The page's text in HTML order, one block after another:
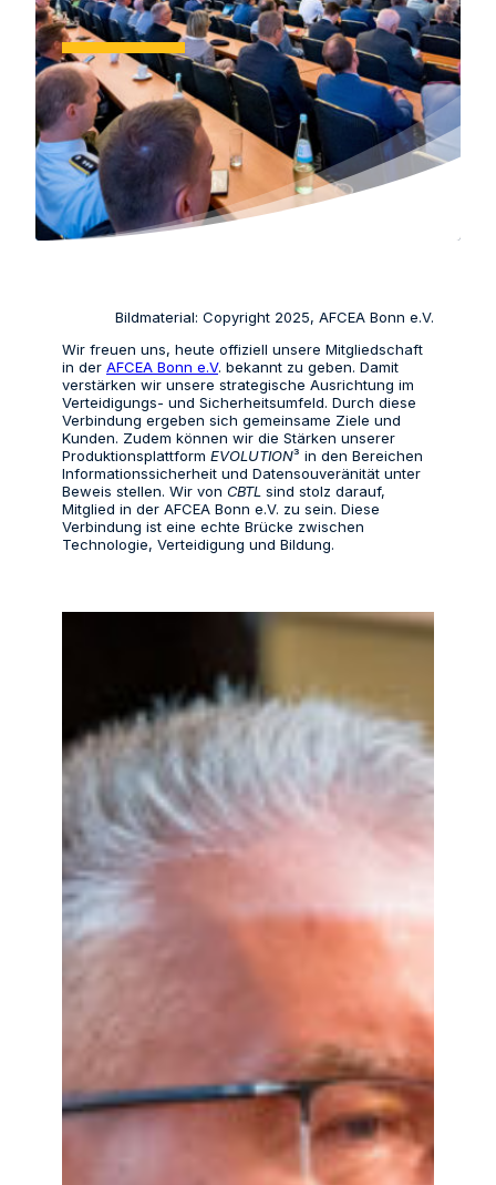
Bildmaterial: Copyright 2025, AFCEA Bonn e.V.
Wir freuen uns, heute offiziell unsere Mitgliedschaft
in der AFCEA Bonn e.V. bekannt zu geben. Damit
verstärken wir unsere strategische Ausrichtung im
Verteidigungs- und Sicherheitsumfeld. Durch diese
Verbindung ergeben sich gemeinsame Ziele und
Kunden. Zudem können wir die Stärken unserer
Produktionsplattform EVOLUTION³ in den Bereichen
Informationssicherheit und Datensouveränität unter
Beweis stellen. Wir von CBTL sind stolz darauf,
Mitglied in der AFCEA Bonn e.V. zu sein. Diese
Verbindung ist eine echte Brücke zwischen
Technologie, Verteidigung und Bildung.